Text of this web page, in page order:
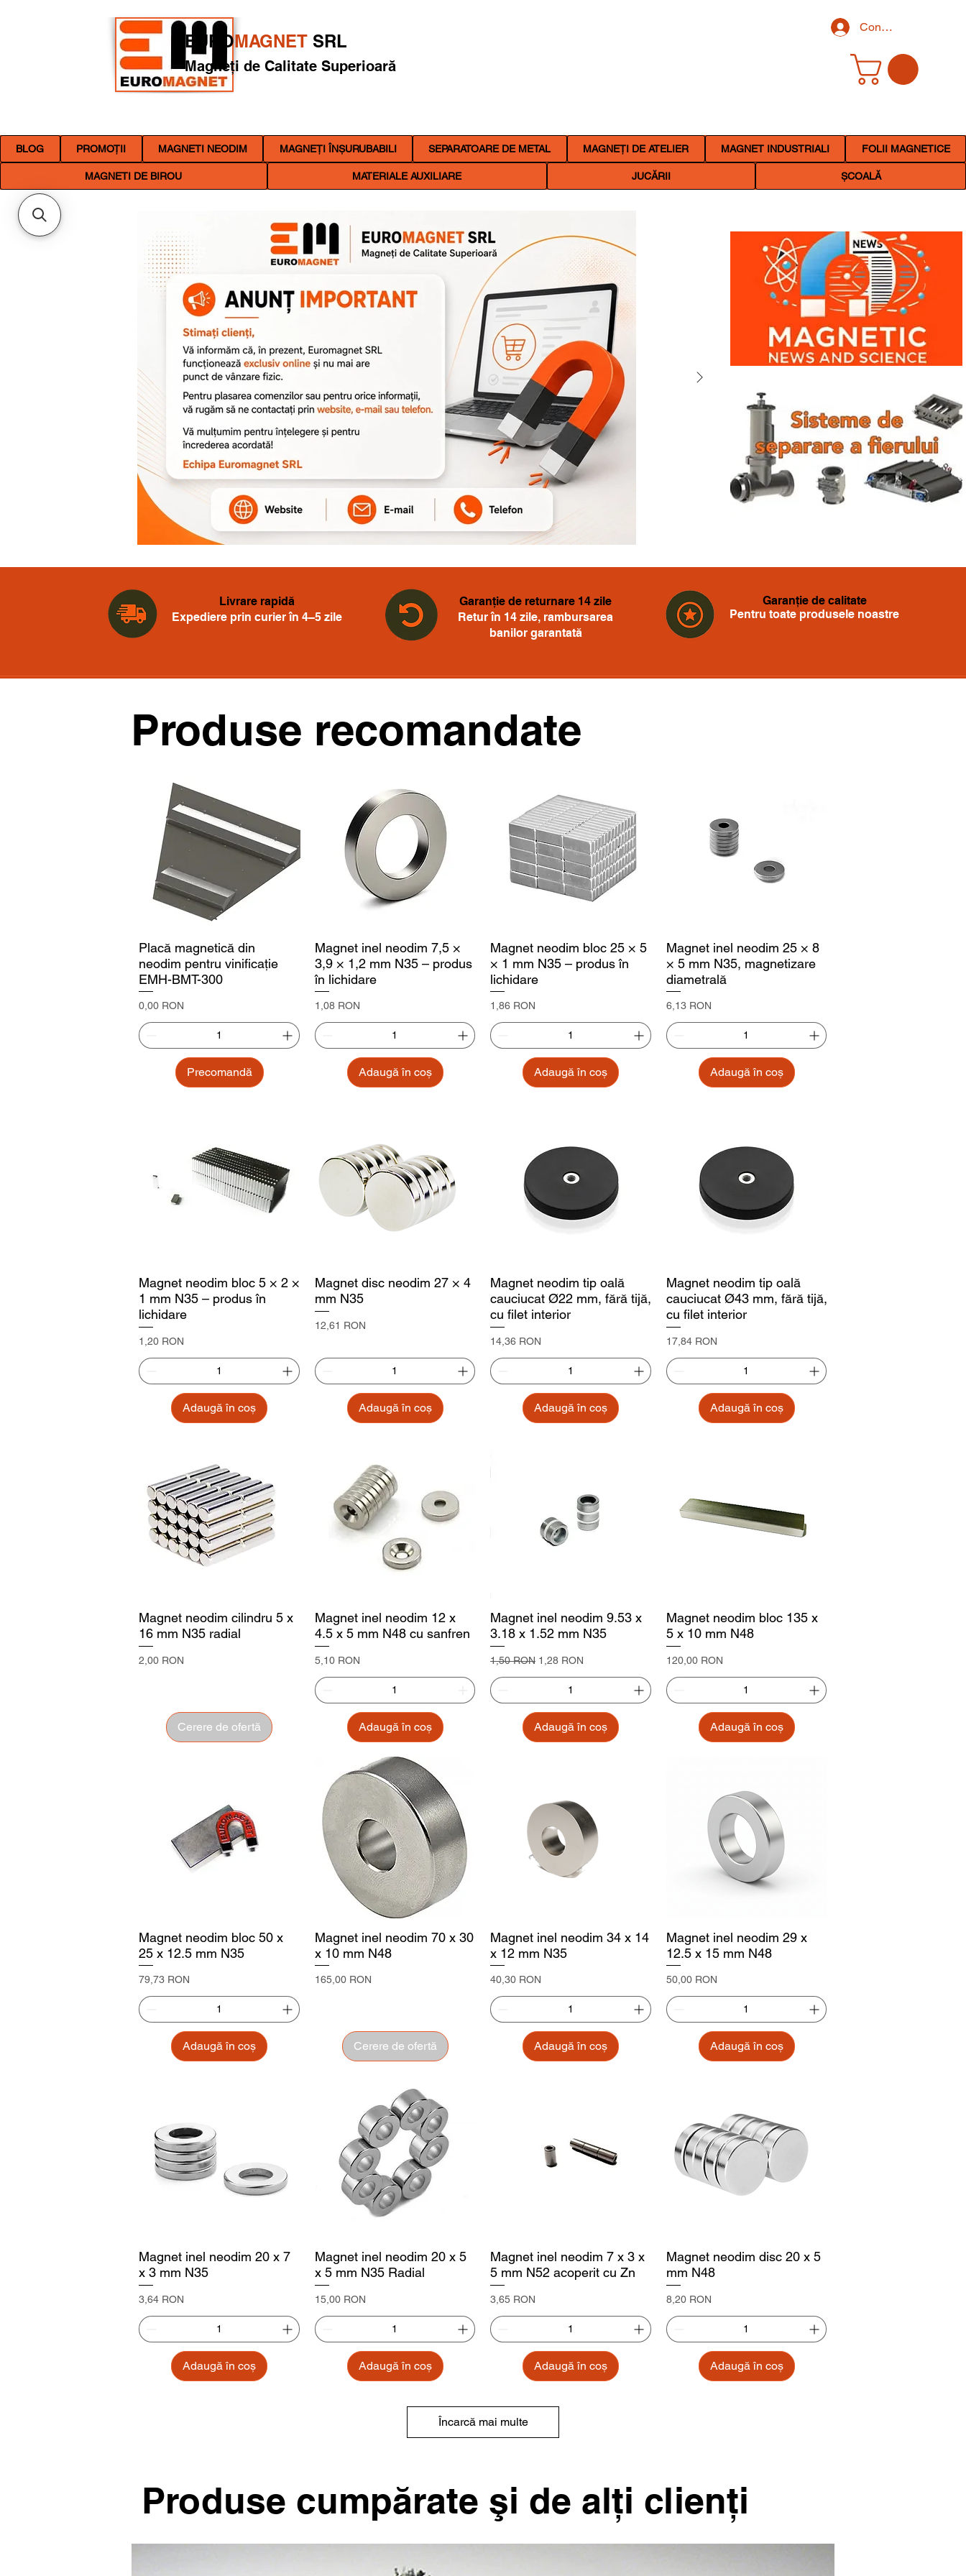
Conectează-te
EUROMAGNET SRL
Magneți de Calitate Superioară
BLOG PROMOȚII MAGNETI NEODIM MAGNEȚI ÎNȘURUBABILI SEPARATOARE DE METAL MAGNEȚI DE ATELIER MAGNET INDUSTRIALI FOLII MAGNETICE
MAGNETI DE BIROU MATERIALE AUXILIARE JUCĂRII ȘCOALĂ
Livrare rapidă
Expediere prin curier în 4–5 zile
Garanție de returnare 14 zile
Retur în 14 zile, rambursarea
banilor garantată
Garanție de calitate
Pentru toate produsele noastre
Produse recomandate
Placă magnetică din
neodim pentru vinificație
EMH-BMT-300
Preț
0,00 RON
Precomandă
Magnet inel neodim 7,5 ×
3,9 × 1,2 mm N35 – produs
în lichidare
Preț
1,08 RON
Adaugă în coș
Magnet neodim bloc 25 × 5
× 1 mm N35 – produs în
lichidare
Preț
1,86 RON
Adaugă în coș
Magnet inel neodim 25 × 8
× 5 mm N35, magnetizare
diametrală
Preț
6,13 RON
Adaugă în coș
Magnet neodim bloc 5 × 2 ×
1 mm N35 – produs în
lichidare
Preț
1,20 RON
Adaugă în coș
Magnet disc neodim 27 × 4
mm N35
Preț
12,61 RON
Adaugă în coș
Magnet neodim tip oală
cauciucat Ø22 mm, fără tijă,
cu filet interior
Preț
14,36 RON
Adaugă în coș
Magnet neodim tip oală
cauciucat Ø43 mm, fără tijă,
cu filet interior
Preț
17,84 RON
Adaugă în coș
Magnet neodim cilindru 5 x
16 mm N35 radial
Preț
2,00 RON
Cerere de ofertă
Magnet inel neodim 12 x
4.5 x 5 mm N48 cu sanfren
Preț
5,10 RON
Adaugă în coș
Magnet inel neodim 9.53 x
3.18 x 1.52 mm N35
Preț normal
1,50 RON Preț redus
1,28 RON
Adaugă în coș
Magnet neodim bloc 135 x
5 x 10 mm N48
Preț
120,00 RON
Adaugă în coș
Magnet neodim bloc 50 x
25 x 12.5 mm N35
Preț
79,73 RON
Adaugă în coș
Magnet inel neodim 70 x 30
x 10 mm N48
Preț
165,00 RON
Cerere de ofertă
Magnet inel neodim 34 x 14
x 12 mm N35
Preț
40,30 RON
Adaugă în coș
Magnet inel neodim 29 x
12.5 x 15 mm N48
Preț
50,00 RON
Adaugă în coș
Magnet inel neodim 20 x 7
x 3 mm N35
Preț
3,64 RON
Adaugă în coș
Magnet inel neodim 20 x 5
x 5 mm N35 Radial
Preț
15,00 RON
Adaugă în coș
Magnet inel neodim 7 x 3 x
5 mm N52 acoperit cu Zn
Preț
3,65 RON
Adaugă în coș
Magnet neodim disc 20 x 5
mm N48
Preț
8,20 RON
Adaugă în coș
Încarcă mai multe
Produse cumpărate şi de alţi clienţi